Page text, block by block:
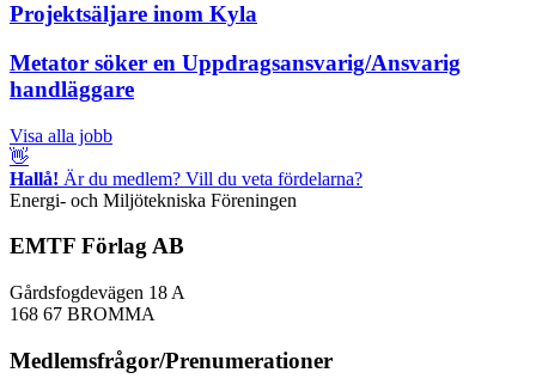
Projektsäljare inom Kyla
Metator söker en Uppdragsansvarig/Ansvarig
handläggare
Visa alla jobb
👋
Hallå! Är du medlem? Vill du veta fördelarna?
Energi- och Miljötekniska Föreningen
EMTF Förlag AB
Gårdsfogdevägen 18 A
168 67 BROMMA
Medlemsfrågor/Prenumerationer